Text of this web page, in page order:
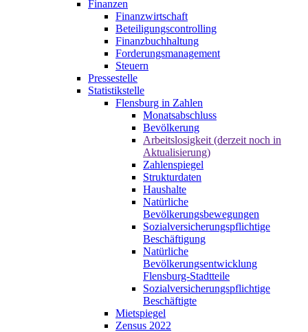
Finanzen
Finanzwirtschaft
Beteiligungscontrolling
Finanzbuchhaltung
Forderungsmanagement
Steuern
Pressestelle
Statistikstelle
Flensburg in Zahlen
Monatsabschluss
Bevölkerung
Arbeitslosigkeit (derzeit noch in
Aktualisierung)
Zahlenspiegel
Strukturdaten
Haushalte
Natürliche
Bevölkerungsbewegungen
Sozialversicherungspflichtige
Beschäftigung
Natürliche
Bevölkerungsentwicklung
Flensburg-Stadtteile
Sozialversicherungspflichtige
Beschäftigte
Mietspiegel
Zensus 2022